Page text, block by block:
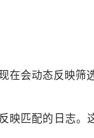
会动态反映
匹配的日志。